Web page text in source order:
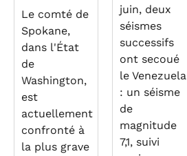
Le comté de
Spokane,
dans l'État
de
Washington,
est
actuellement
confronté à
la plus grave
juin, deux
séismes
successifs
ont secoué
le Venezuela
: un séisme
de
magnitude
7,1, suivi